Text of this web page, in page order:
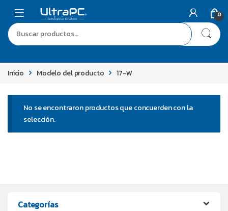
0
Inicio Modelo del producto 17-W
No se encontraron productos que concuerden con la
selección.
Categorías